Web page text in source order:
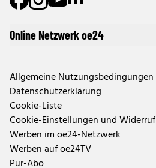
Online Netzwerk oe24
Allgemeine Nutzungsbedingungen
Datenschutzerklärung
Cookie-Liste
Cookie-Einstellungen und Widerruf
Werben im oe24-Netzwerk
Werben auf oe24TV
Pur-Abo